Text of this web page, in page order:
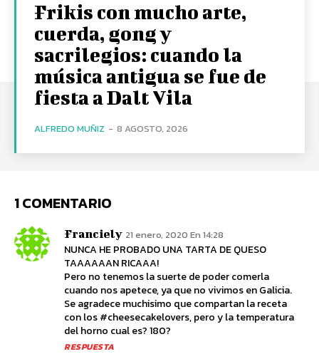
Frikis con mucho arte,
cuerda, gong y
sacrilegios: cuando la
música antigua se fue de
fiesta a Dalt Vila
ALFREDO MUÑIZ - 8 AGOSTO, 2026
1 COMENTARIO
Franciely 21 enero, 2020 En 14:28
NUNCA HE PROBADO UNA TARTA DE QUESO
TAAAAAAN RICAAA!
Pero no tenemos la suerte de poder comerla
cuando nos apetece, ya que no vivimos en Galicia.
Se agradece muchisimo que compartan la receta
con los #cheesecakelovers, pero y la temperatura
del horno cual es? 180?
RESPUESTA